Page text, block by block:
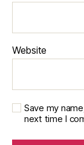
Website
Save my
next time I